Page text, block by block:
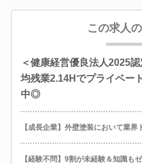
この求人
＜健康経営優良法人2025
均残業2.14Hでプライベー
中◎
【成長企業】外壁塗装において業界
【経験不問】9割が未経験＆知識も